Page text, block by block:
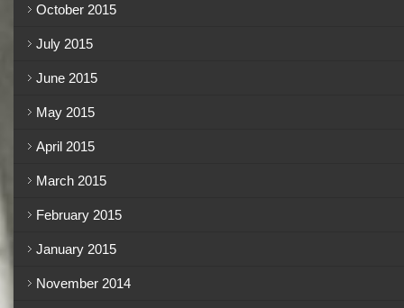
October 2015
July 2015
June 2015
May 2015
April 2015
March 2015
February 2015
January 2015
November 2014